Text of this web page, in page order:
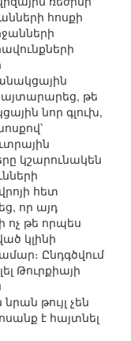
հոսքի
թե
նոր գլուխ,
կշարունակեն
հետ
որ այդ
ոչ թե որպես
կլինի
Ընդգծվում
Թուրքիայի
թույլ չեն
է հայտնել